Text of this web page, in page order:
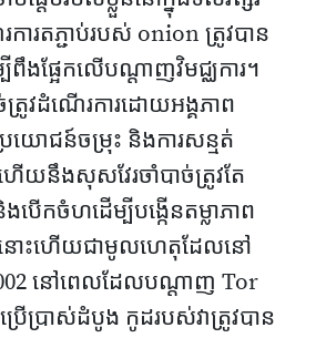
ការតភ្ជាប់របស់ onion ត្រូវបាន
ពឹងផ្អែកលើបណ្តាញវិមជ្ឈការ។
រូវដំណើរការដោយអង្គភាព
ោជន៍ចម្រុះ និងការសន្មត់
ើយនឹងសុសវែរចាំបាច់ត្រូវតែ
ើកចំហដើម្បីបង្កើនតម្លាភាព
នោះហើយជាមូលហេតុដែលនៅ
នៅពេលដែលបណ្តាញ Tor
រើប្រាស់ដំបូង កូដរបស់វាត្រូវបាន